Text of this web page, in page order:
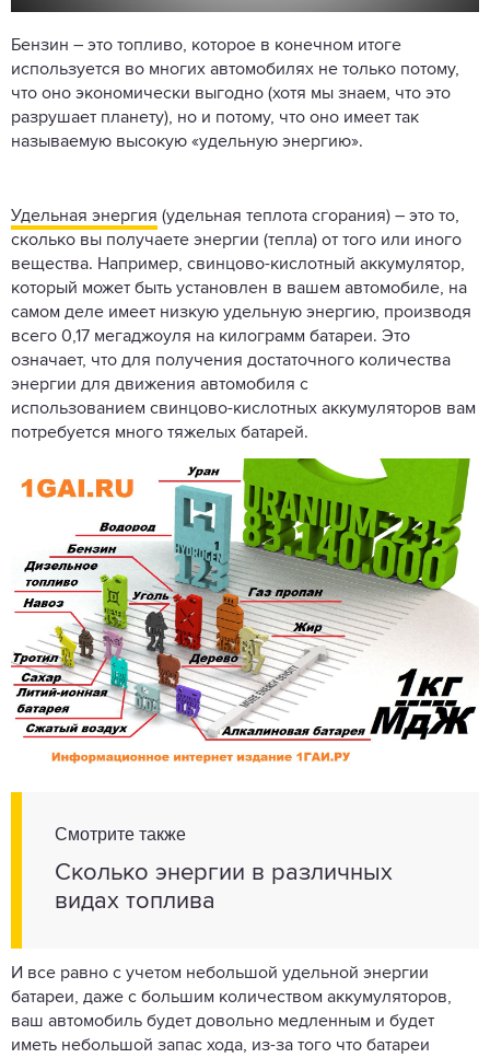
Бензин – это топливо, которое в конечном итоге
используется во многих автомобилях не только потому,
что оно экономически выгодно (хотя мы знаем, что это
разрушает планету), но и потому, что оно имеет так
называемую высокую «удельную энергию».
Удельная энергия (удельная теплота сгорания) – это то,
сколько вы получаете энергии (тепла) от того или иного
вещества. Например, свинцово-кислотный аккумулятор,
который может быть установлен в вашем автомобиле, на
самом деле имеет низкую удельную энергию, производя
всего 0,17 мегаджоуля на килограмм батареи. Это
означает, что для получения достаточного количества
энергии для движения автомобиля с
использованием свинцово-кислотных аккумуляторов вам
потребуется много тяжелых батарей.
Смотрите также
Сколько энергии в различных
видах топлива
И все равно с учетом небольшой удельной энергии
батареи, даже с большим количеством аккумуляторов,
ваш автомобиль будет довольно медленным и будет
иметь небольшой запас хода, из-за того что батареи